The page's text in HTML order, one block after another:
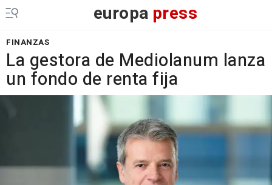
europa press
FINANZAS
La gestora de Mediolanum lanza
un fondo de renta fija